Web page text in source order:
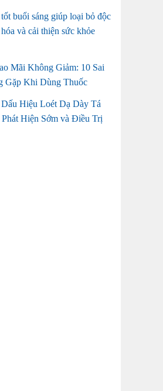
buổi sáng giúp loại bỏ độc
và cải thiện sức khỏe
Mãi Không Giảm: 10 Sai
Gặp Khi Dùng Thuốc
Hiệu Loét Dạ Dày Tá
Phát Hiện Sớm và Điều Trị